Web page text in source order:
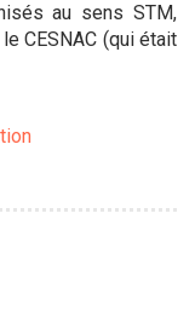
au sens STM,
CESNAC (qui était